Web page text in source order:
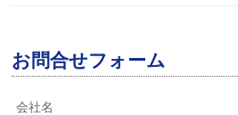
お問合せフォーム
会社名